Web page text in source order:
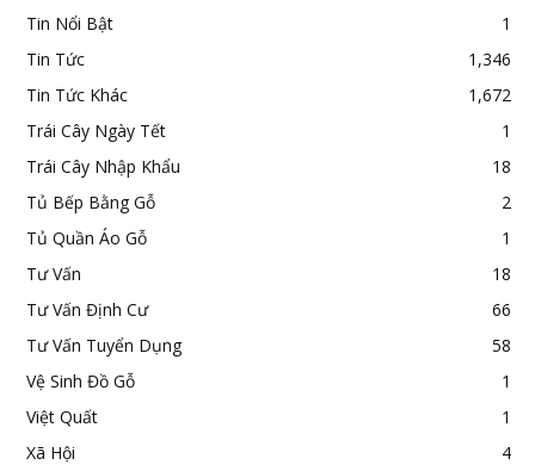
Tin Nổi Bật
1
Tin Tức
1,346
Tin Tức Khác
1,672
Trái Cây Ngày Tết
1
Trái Cây Nhập Khẩu
18
Tủ Bếp Bằng Gỗ
2
Tủ Quần Áo Gỗ
1
Tư Vấn
18
Tư Vấn Định Cư
66
Tư Vấn Tuyển Dụng
58
Vệ Sinh Đồ Gỗ
1
Việt Quất
1
Xã Hội
4